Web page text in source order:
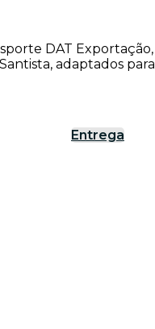
DAT Exportação,
adaptados para
Entrega